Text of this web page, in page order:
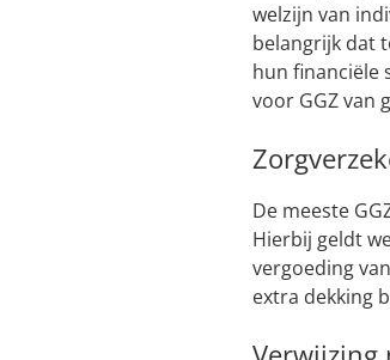
welzijn van
belangrijk dat
hun financiële
voor GGZ van
De meeste
Hierbij geldt
vergoeding
extra dekking